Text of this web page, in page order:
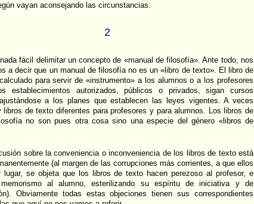
vayan aconsejando las circunstancias.
2
fácil delimitar un concepto de «manual de filosofía». Ante todo, nos
a decir que un manual de filosofía no es un «libro de texto». El libro de
para servir de «instrumento» a los alumnos o a los profesores
establecimientos autorizados, públicos o privados, sigan cursos
a los planes que establecen las leyes vigentes. A veces
libros de texto diferentes para profesores y para alumnos. Los libros de
no son pues otra cosa sino una especie del género «libros de
sobre la conveniencia o inconveniencia de los libros de texto está
(al margen de las corrupciones más corrientes, a que ellos
lugar, se objeta que los libros de texto hacen perezoso al profesor, e
al alumno, esterilizando su espíritu de iniciativa y de
Obviamente todas estas objeciones tienen sus correspondientes